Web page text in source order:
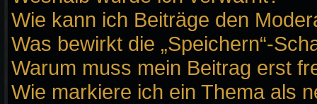
Wie kann ich Beiträge den
Was bewirkt die „Speichern“-
Warum muss mein Beitrag erst
Wie markiere ich ein Thema als